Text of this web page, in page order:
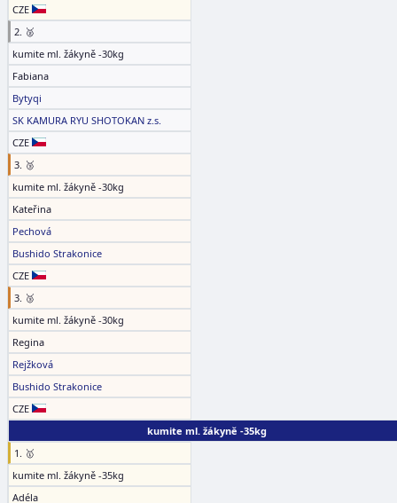
CZE
2. 🥈
kumite ml. žákyně -30kg
Fabiana
Bytyqi
SK KAMURA RYU SHOTOKAN z.s.
CZE
3. 🥉
kumite ml. žákyně -30kg
Kateřina
Pechová
Bushido Strakonice
CZE
3. 🥉
kumite ml. žákyně -30kg
Regina
Rejžková
Bushido Strakonice
CZE
kumite ml. žákyně -35kg
1. 🥇
kumite ml. žákyně -35kg
Adéla